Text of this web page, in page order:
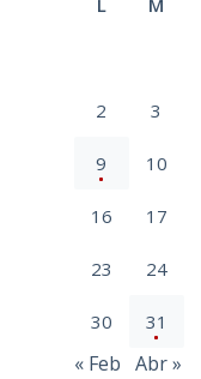
L M
2 3
9 10
16 17
23 24
30 31
« Feb Abr »